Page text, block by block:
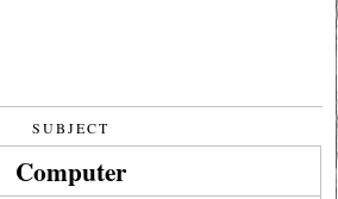
SUBJECT
Computer